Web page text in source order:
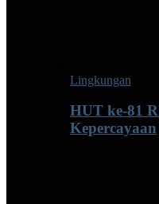
Lingkungan
HUT ke-81
Kepercayaan